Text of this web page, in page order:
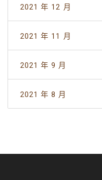
2021 年 12 月
2021 年 11 月
2021 年 9 月
2021 年 8 月